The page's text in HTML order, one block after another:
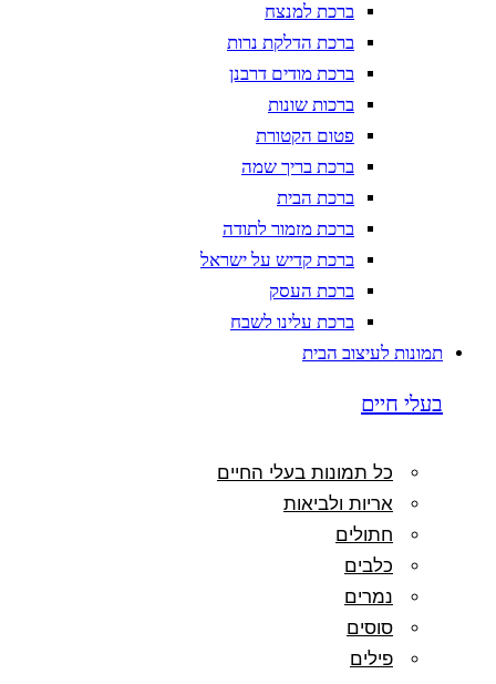
ברכת למנצח
ברכת הדלקת נרות
ברכת מודים דרבנן
ברכות שונות
פטום הקטורת
ברכת בריך שמה
ברכת הבית
ברכת מזמור לתודה
ברכת קדיש על ישראל
ברכת העסק
ברכת עלינו לשבח
תמונות לעיצוב הבית
בעלי חיים
כל תמונות בעלי החיים
אריות ולביאות
חתולים
כלבים
נמרים
סוסים
פילים